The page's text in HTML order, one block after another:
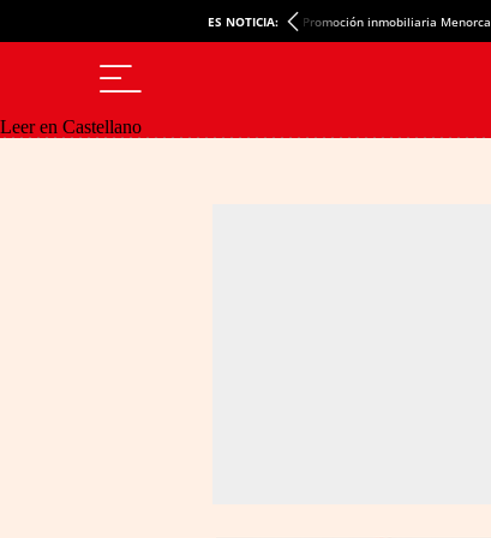
ES NOTICIA: Promoción inmobiliaria Menorca
Leer en Castellano